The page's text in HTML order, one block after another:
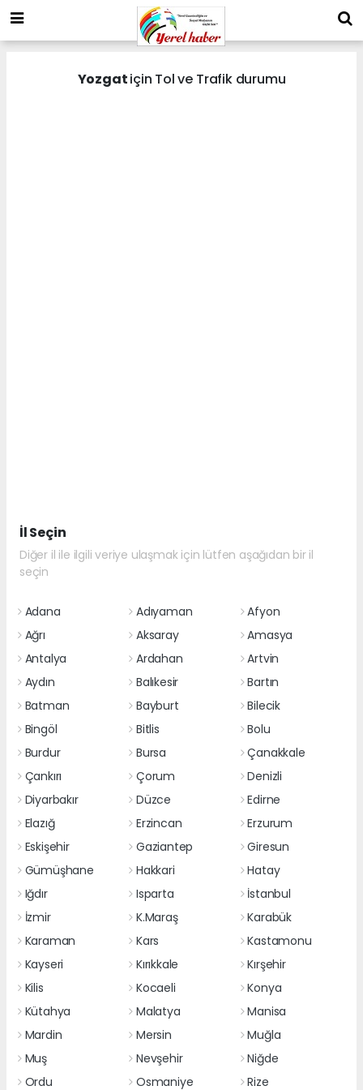
Yozgatiçin Tol ve Trafik durumu
İl Seçin
Diğer il ile ilgili veriye ulaşmak için lütfen aşağıdan bir il
seçin
Adana Adıyaman
Afyon
Ağrı
Aksaray
Amasya
Antalya
Ardahan
Artvin
Aydın
Balıkesir
Bartın
Batman
Bayburt
Bilecik
Bingöl
Bitlis
Bolu
Burdur
Bursa
Çanakkale
Çankırı
Çorum
Denizli
Diyarbakır
Düzce
Edirne
Elazığ
Erzincan
Erzurum
Eskişehir
Gaziantep
Giresun
Gümüşhane
Hakkari
Hatay
Iğdır
Isparta
İstanbul
İzmir
K.Maraş
Karabük
Karaman
Kars
Kastamonu
Kayseri
Kırıkkale
Kırşehir
Kilis
Kocaeli
Konya
Kütahya
Malatya
Manisa
Mardin
Mersin
Muğla
Muş
Nevşehir
Niğde
Ordu
Osmaniye Rize